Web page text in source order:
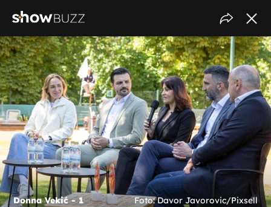
Donna Vekić - 1 Foto: Davor Javorovic/Pixsell